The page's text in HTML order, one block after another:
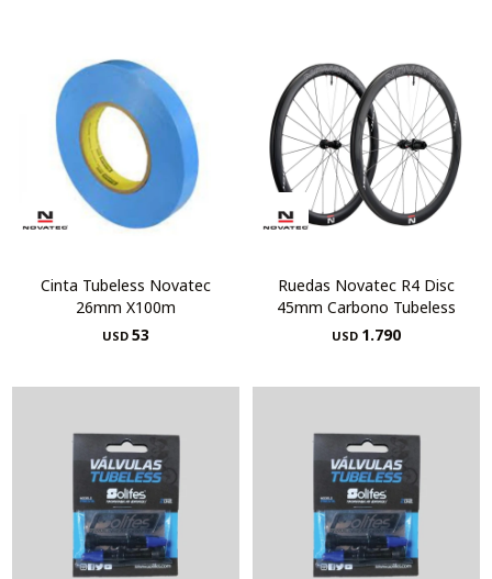
Cinta Tubeless Novatec
26mm X100m
USD 53
Ruedas Novatec R4 Disc
45mm Carbono Tubeless
USD 1.790